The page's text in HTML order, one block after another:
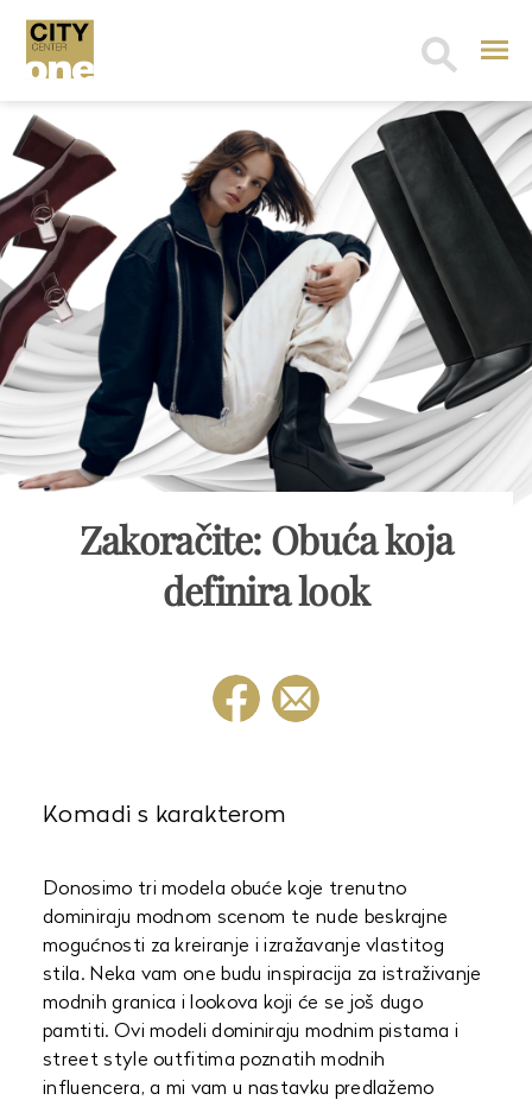
Search
Zakoračite: Obuća koja
definira look
Komadi s karakterom
Donosimo tri modela obuće koje trenutno
dominiraju modnom scenom te nude beskrajne
mogućnosti za kreiranje i izražavanje vlastitog
stila. Neka vam one budu inspiracija za istraživanje
modnih granica i lookova koji će se još dugo
pamtiti. Ovi modeli dominiraju modnim pistama i
street style outfitima poznatih modnih
influencera, a mi vam u nastavku predlažemo